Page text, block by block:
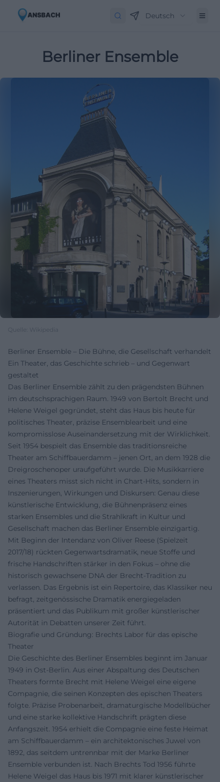
Deutsch
Berliner Ensemble
Quelle: Wikipedia
Berliner Ensemble – Die Bühne, die Gesellschaft verhandelt
Ein Theater, das Geschichte schrieb – und Gegenwart
gestaltet
Das Berliner Ensemble zählt zu den prägendsten Bühnen
im deutschsprachigen Raum. 1949 von Bertolt Brecht und
Helene Weigel gegründet, steht das Haus bis heute für
politisches Theater, präzise Ensemblearbeit und eine
kompromisslose Auseinandersetzung mit der Wirklichkeit.
Seit 1954 bespielt das Ensemble das traditionsreiche
Theater am Schiffbauerdamm – jenen Ort, an dem 1928 die
Dreigroschenoper uraufgeführt wurde. Die Musikkarriere
eines Theaters misst sich nicht in Chart-Hits, sondern in
Inszenierungen, Wirkungen und Diskursen: Genau diese
künstlerische Entwicklung, die Bühnenpräsenz eines
starken Ensembles und die Strahlkraft in Kultur und
Gesellschaft machen das Berliner Ensemble einzigartig.
Mit Beginn der Intendanz von Oliver Reese (Spielzeit
2017/18) rückten Gegenwartsdramatik, neue Stoffe und
frische Handschriften stärker in den Fokus – ohne die
historisch gewachsene DNA der Brecht-Tradition zu
verlassen. Das Ergebnis ist ein Repertoire, das Klassiker neu
befragt, zeitgenössische Dramatik energiegeladen
präsentiert und das Publikum mit großer künstlerischer
Autorität in Debatten unserer Zeit führt.
Biografie und Gründung: Brechts Labor für das epische
Theater
Die Geschichte des Berliner Ensembles beginnt im Januar
1949 in Ost-Berlin. Aus einer Abspaltung des Deutschen
Theaters formte Brecht mit Helene Weigel eine eigene
Compagnie, die seinen Konzepten des epischen Theaters
folgte. Präzise Probenarbeit, dramaturgische Modellbücher
und eine starke kollektive Handschrift prägten diese
Anfangszeit. 1954 erhielt die Compagnie eine feste Heimat
am Schiffbauerdamm – ein architektonisches Juwel von
1892, das seitdem untrennbar mit der Marke Berliner
Ensemble verbunden ist. Nach Brechts Tod 1956 führte
Helene Weigel das Haus bis 1971 mit klarer künstlerischer